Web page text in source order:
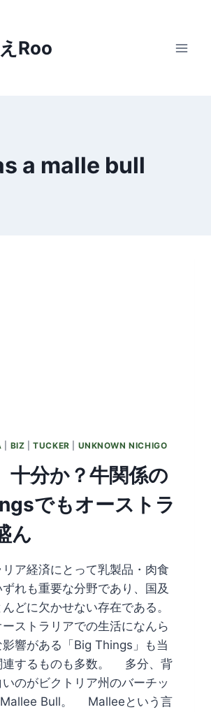
Roo
a malle bull
BIZ |TUCKER UNKNOWN NICHIGO
十分か？牛関係の
でもオーストラ
ん
ア経済にとって乳製品・肉食
れも重要な分野であり、国及
どに欠かせない存在である。
ストラリアでの生活になんら
響がある「Big Things」も当
連するものも多数。 多分、背
のがビクトリア州のバーチッ
Mallee Bull。 Malleeという言